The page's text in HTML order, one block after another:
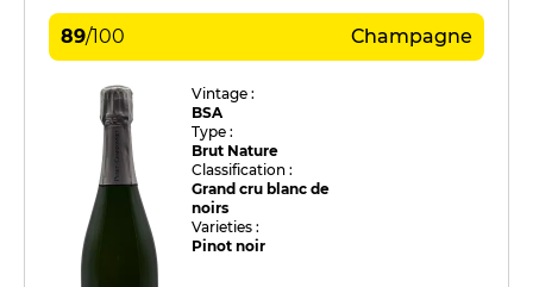
89/100 Champagne
Vintage :
BSA
Type :
Brut Nature
Classification :
Grand cru blanc de
noirs
Varieties :
Pinot noir